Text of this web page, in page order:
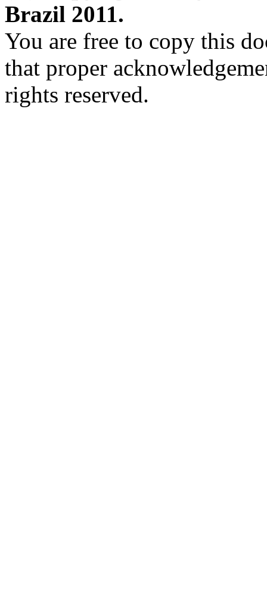
Brazil 2011.
You are free to copy this
that proper
rights reserved.